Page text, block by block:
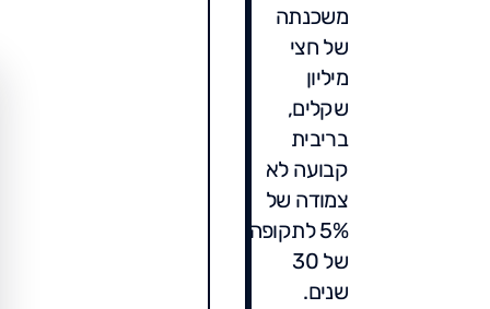
משכנתה
של חצי
מיליון
שקלים,
בריבית
קבועה לא
צמודה של
5% לתקופה
של 30
שנים.